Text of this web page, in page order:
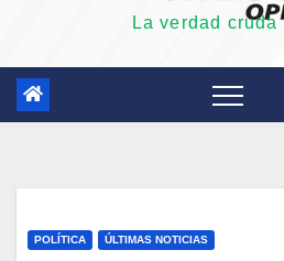
La verdad cruda
POLÍTICA ÚLTIMAS NOTICIAS